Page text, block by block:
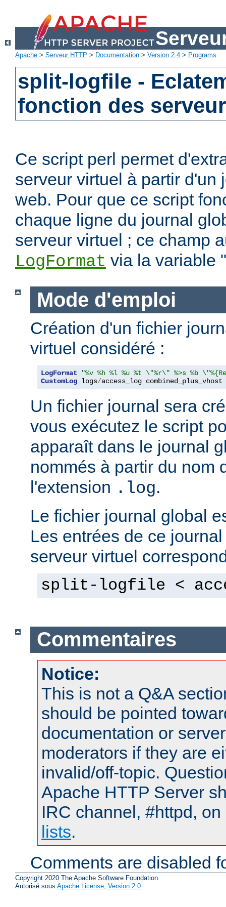
Apache > Serveur HTTP > Documentation > Version 2.4 > Programs
split-logfile -
fonction des
Ce script perl permet
serveur virtuel à partir d'un
web. Pour que ce script
chaque ligne du journal
serveur virtuel ; ce champ
LogFormat via la variable "
Mode d'emploi
Création d'un fichier
virtuel considéré :
LogFormat
"%v %h %l %u %t \"%r\" %>s %b
CustomLog logs/access_log combined_plus_vhost
Un fichier journal sera
vous exécutez le script
apparaît dans le journal
nommés à partir du nom
l'extension .log.
Le fichier journal global
Les entrées de ce
serveur virtuel
split-logfile <
Commentaires
Notice:
This is not a Q&A
should be pointed
documentation or
moderators if they are
invalid/off-topic.
Apache HTTP Server
IRC channel, #httpd,
lists.
Comments are disabled
Copyright 2020 The Apache Software Foundation.
Autorisé sous Apache License, Version 2.0.